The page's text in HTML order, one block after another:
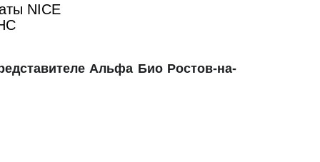
NICE
Альфа Био Ростов-на-